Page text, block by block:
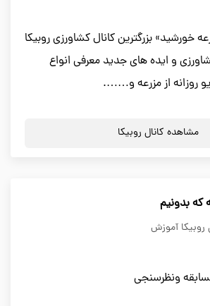
خورشید» بزرگترین کانال کشاورزی روبیکا
و ایده های جدید معرفی انواع
روزانه از مزرعه و…….
مشاهده کانال روبیکا
که بدونیم
روبیکا آموزش
مسابقه ونظرسنجی